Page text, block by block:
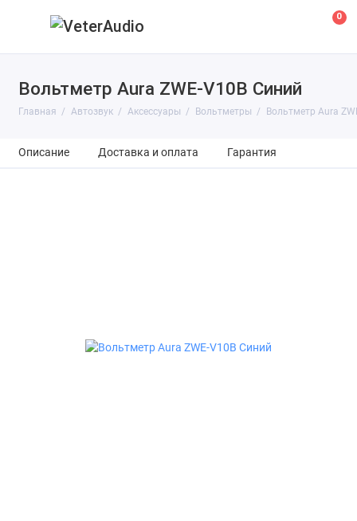
0
Вольтметр Aura ZWE-V10B Синий
Главная Автозвук Аксессуары Вольтметры Вольтметр Aura
Описание Доставка и оплата Гарантия